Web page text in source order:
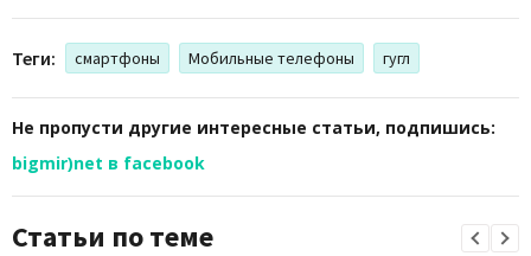
Теги: смартфоны Мобильные телефоны гугл
Не пропусти другие интересные статьи, подпишись:
bigmir)net в facebook
Статьи по теме